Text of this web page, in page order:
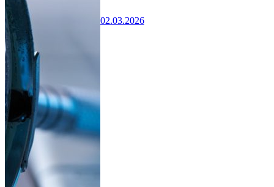
02.03.2026